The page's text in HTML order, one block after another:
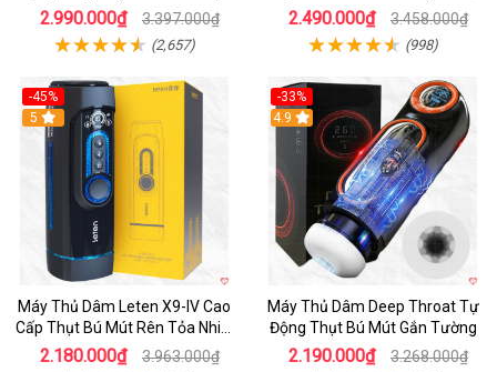
Phê
2.990.000₫ 3.397.000₫
(2,657)
2.490.000₫ 3.458.000₫
(998)
-45%
Hot
5
Máy Thủ Dâm Leten X9-IV Cao
Cấp Thụt Bú Mút Rên Tỏa Nhiệt
Sạc Pin
2.180.000₫ 3.963.000₫
-33%
Hot
4.9
Máy Thủ Dâm Deep Throat Tự
Động Thụt Bú Mút Gắn Tường
2.190.000₫ 3.268.000₫